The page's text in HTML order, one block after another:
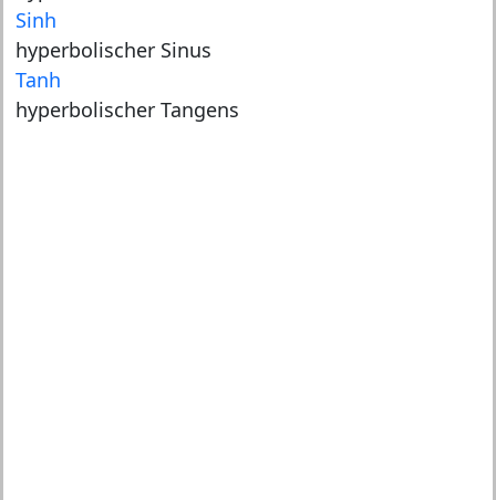
Sinh
hyperbolischer Sinus
Tanh
hyperbolischer Tangens